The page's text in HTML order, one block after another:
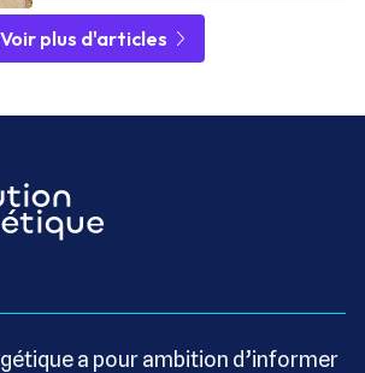
Voir plus d'articles
a pour ambition d’informer